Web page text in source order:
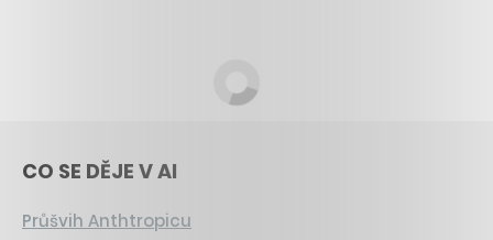
CO SE DĚJE V AI
Průšvih Anthtropicu